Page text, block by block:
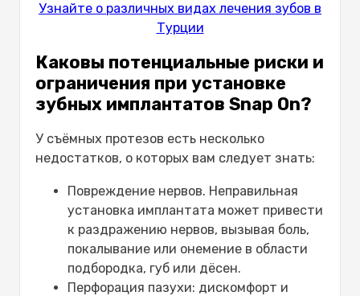
Узнайте о различных видах лечения зубов в
Турции
Каковы потенциальные риски и
ограничения при установке
зубных имплантатов Snap On?
У съёмных протезов есть несколько
недостатков, о которых вам следует знать:
Повреждение нервов. Неправильная
установка имплантата может привести
к раздражению нервов, вызывая боль,
покалывание или онемение в области
подбородка, губ или дёсен.
Перфорация пазухи: дискомфорт и